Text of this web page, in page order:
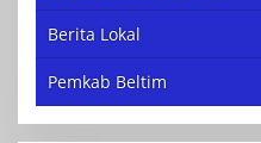
Berita Lokal
Pemkab Beltim